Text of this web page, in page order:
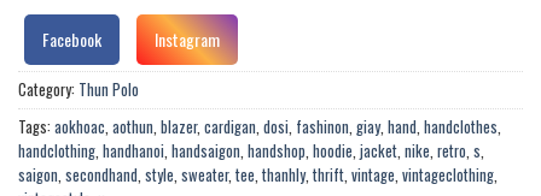
Facebook Instagram
Category: Thun Polo
Tags: aokhoac, aothun, blazer, cardigan, dosi, fashinon, giay, hand, handclothes,
handclothing, handhanoi, handsaigon, handshop, hoodie, jacket, nike, retro, s,
saigon, secondhand, style, sweater, tee, thanhly, thrift, vintage, vintageclothing,